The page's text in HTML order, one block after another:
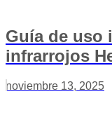
Guía de uso
infrarrojos
noviembre 13, 2025